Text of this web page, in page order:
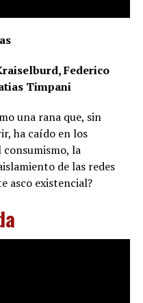
Federico
Timpani
una rana que, sin
ha caído en los
la
de las redes
asco existencial?